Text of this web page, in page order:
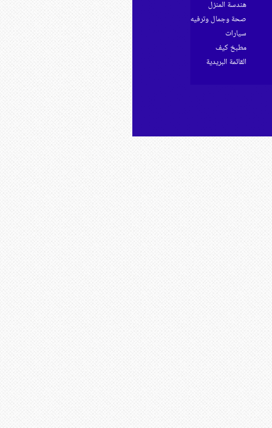
هندسة المنزل
صحة وجمال وترفيه
سيارات
مطبخ كيف
القائمة البريدية